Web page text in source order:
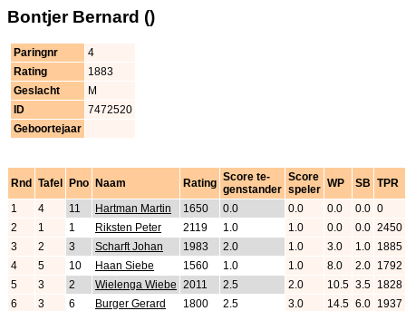
Bontjer Bernard ()
Paringnr
4
Rating
1883
Geslacht
M
ID
7472520
Geboortejaar
Rnd Tafel Pno Naam Rating Score te-
genstander
Score
speler WP SB TPR
1
4 11 Hartman Martin 1650 0.0 0.0 0.0 0.0 0
2
1 1 Riksten Peter 2119 1.0 1.0 0.0 0.0 2450
3
2 3 Scharft Johan 1983 2.0 1.0 3.0 1.0 1885
4
5 10 Haan Siebe 1560 1.0 1.0 8.0 2.0 1792
5
3 2 Wielenga Wiebe 2011 2.5 2.0 10.5 3.5 1828
6
3 6 Burger Gerard 1800 2.5 3.0 14.5 6.0 1937